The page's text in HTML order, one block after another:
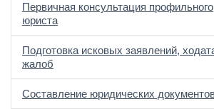
Первичная консультация профильного
юриста
Подготовка исковых заявлений,
жалоб
Составление юридических